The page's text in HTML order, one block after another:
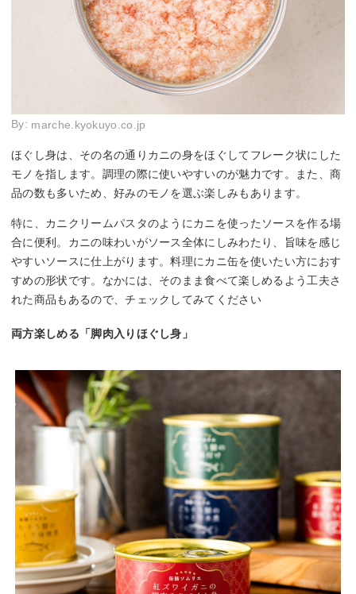
By: marche.kyokuyo.co.jp
ほぐし身は、その名の通りカニの身をほぐしてフレーク状にした
モノを指します。調理の際に使いやすいのが魅力です。また、商
品の数も多いため、好みのモノを選ぶ楽しみもあります。
特に、カニクリームパスタのようにカニを使ったソースを作る場
合に便利。カニの味わいがソース全体にしみわたり、旨味を感じ
やすいソースに仕上がります。料理にカニ缶を使いたい方におす
すめの形状です。なかには、そのまま食べて楽しめるよう工夫さ
れた商品もあるので、チェックしてみてください
両方楽しめる「脚肉入りほぐし身」